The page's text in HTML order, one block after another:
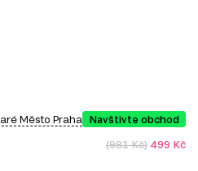
Město Praha Navštivte obchod
(981 Kč) 499 Kč